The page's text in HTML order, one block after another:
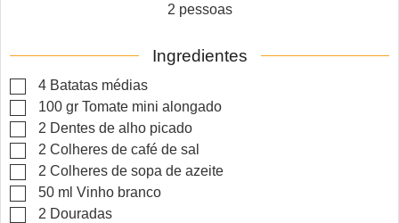
2 pessoas
Ingredientes
▢
4 Batatas médias
▢
100 gr Tomate mini alongado
▢
2 Dentes de alho picado
▢
2 Colheres de café de sal
▢
2 Colheres de sopa de azeite
▢
50 ml Vinho branco
▢
2 Douradas